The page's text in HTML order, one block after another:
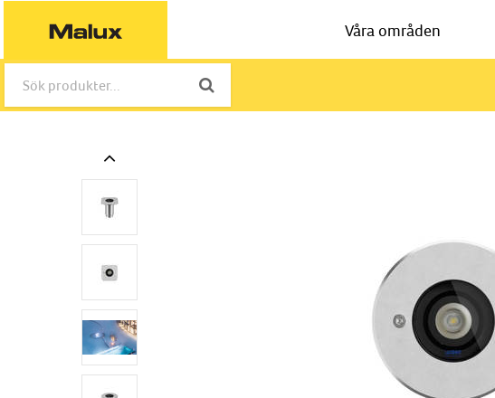
Våra områden